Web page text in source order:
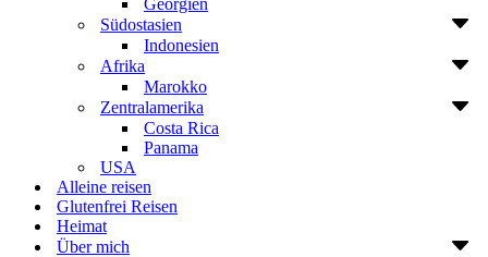
Georgien
Südostasien
Indonesien
Afrika
Marokko
Zentralamerika
Costa Rica
Panama
USA
Alleine reisen
Glutenfrei Reisen
Heimat
Über mich